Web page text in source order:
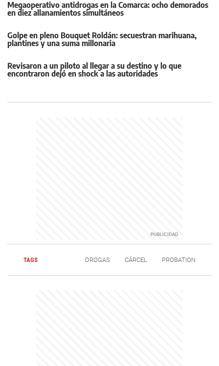
Megaoperativo antidrogas en la Comarca: ocho demorados
en diez allanamientos simultáneos
Golpe en pleno Bouquet Roldán: secuestran marihuana,
plantines y una suma millonaria
Revisaron a un piloto al llegar a su destino y lo que
encontraron dejó en shock a las autoridades
TAGS DROGAS CÁRCEL PROBATION